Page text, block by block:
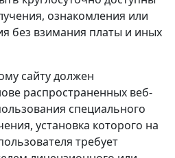
ознакомления или
без взимания платы и иных
сайту должен
распространенных веб-
специального
установка которого на
требует